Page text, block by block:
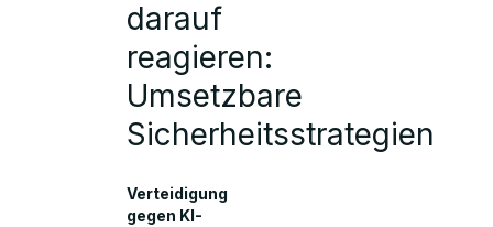
darauf
reagieren:
Umsetzbare
Sicherheitsstrategien
Verteidigung
gegen KI-